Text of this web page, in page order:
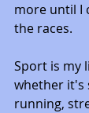
more until I
the races.
Sport is my
whether it's
running,